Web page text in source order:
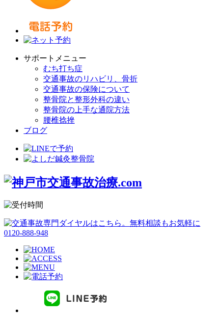
サポートメニュー
むち打ち症
交通事故のリハビリ、骨折
交通事故の保険について
整骨院と整形外科の違い
整骨院の上手な通院方法
腰椎捻挫
ブログ